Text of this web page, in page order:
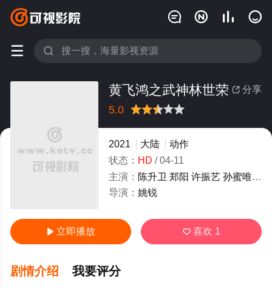
   
 
 分享
黄飞鸿之武神林世荣
5.0
推荐力荐
2021 大陆
动作
状态： HD /04-11
主演： 陈升卫 郑阳 许振艺 孙蜜唯 辜
导演： 姚锐
 立即播放 喜欢 1
剧情介绍 我要评分